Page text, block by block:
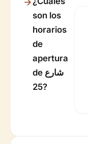
son los
horarios
de
apertura
de شارع
25?